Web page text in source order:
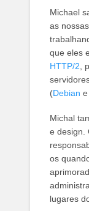
Michael
as
que eles
HTTP/2,
(Debian e
Michal
e design.
os
lugares